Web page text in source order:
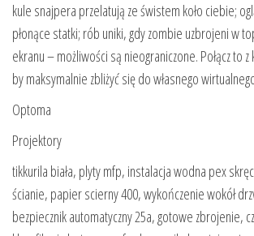
kule snajpera przelatują ze świstem koło ciebie;
płonące statki; rób uniki, gdy zombie uzbrojeni w
ekranu – możliwości są nieograniczone. Połącz to
by maksymalnie zbliżyć się do własnego
Optoma
Projektory
tikkurila biała, plyty mfp, instalacja wodna pex
ścianie, papier scierny 400, wykończenie wokół
bezpiecznik automatyczny 25a, gotowe zbrojenie,